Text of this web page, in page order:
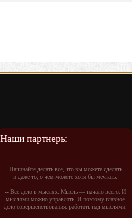
Наши партнеры
-- Начинайте делать все, что вы можете сделать –
и даже то, о чем можете хотя бы мечтать.
-- Все дело в мыслях. Мысль — начало всего. И
мыслями можно управлять. И поэтому главное
дело совершенствования: работать над мыслями.